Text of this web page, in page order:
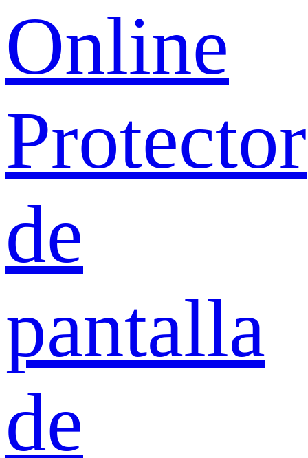
Online
Protector
de
pantalla
de